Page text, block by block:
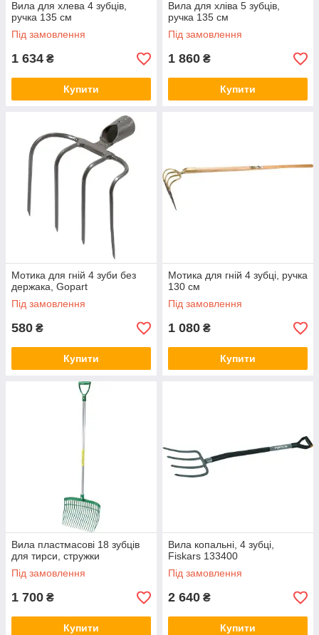
Вила для хлева 4 зубців,
ручка 135 см
Під замовлення
1 634 ₴
Купити
Вила для хліва 5 зубців,
ручка 135 см
Під замовлення
1 860 ₴
Купити
Мотика для гній 4 зуби без
держака, Gopart
Під замовлення
580 ₴
Купити
Мотика для гній 4 зубці, ручка
130 см
Під замовлення
1 080 ₴
Купити
Вила пластмасові 18 зубців
для тирси, стружки
Під замовлення
1 700 ₴
Купити
Вила копальні, 4 зубці,
Fiskars 133400
Під замовлення
2 640 ₴
Купити